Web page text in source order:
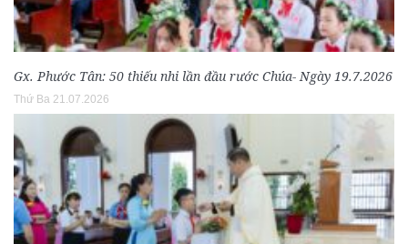
Gx. Phước Tân: 50 thiếu nhi lần đầu rước Chúa- Ngày 19.7.2026
Thứ Ba 21.07.2026